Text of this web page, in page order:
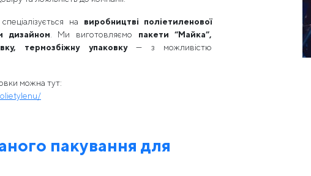
спеціалізується на виробництві поліетиленової
дизайном . Ми виготовляємо пакети “Майка”,
термозбіжну упаковку— з можливістю
можна тут:
пакування для